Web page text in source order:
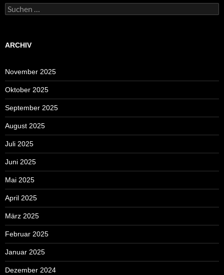
Suchen
nach:
ARCHIV
November 2025
Oktober 2025
September 2025
August 2025
Juli 2025
Juni 2025
Mai 2025
April 2025
März 2025
Februar 2025
Januar 2025
Dezember 2024